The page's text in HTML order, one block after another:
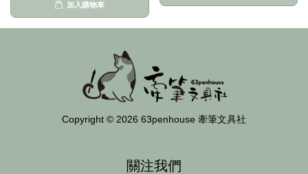
加入購物車
Copyright © 2026 63penhouse 牽筆文具社
關注我們